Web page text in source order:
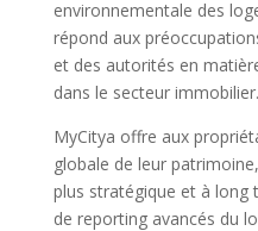
environnementale des
répond aux
et des autorités en
dans le secteur immobilier.
MyCitya offre aux
globale de leur
plus stratégique et à long
de reporting avancés du